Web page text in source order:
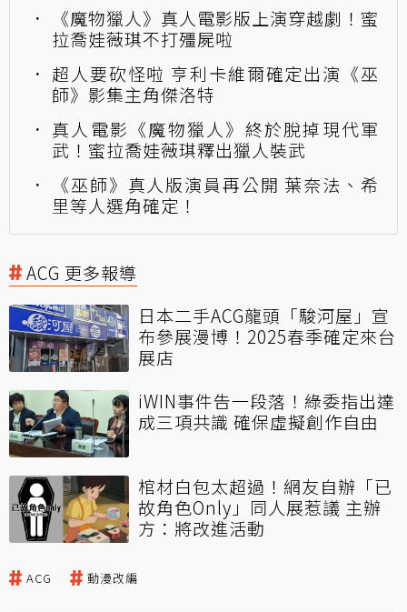
《魔物獵人》真人電影版上演穿越劇！蜜
拉喬娃薇琪不打殭屍啦
超人要砍怪啦 亨利卡維爾確定出演《巫
師》影集主角傑洛特
真人電影《魔物獵人》終於脫掉現代軍
武！蜜拉喬娃薇琪釋出獵人裝武
《巫師》真人版演員再公開 葉奈法、希
里等人選角確定！
ACG 更多報導
日本二手ACG龍頭「駿河屋」宣
布參展漫博！2025春季確定來台
展店
iWIN事件告一段落！綠委指出達
成三項共識 確保虛擬創作自由
棺材白包太超過！網友自辦「已
故角色Only」同人展惹議 主辦
方：將改進活動
ACG 動漫改編